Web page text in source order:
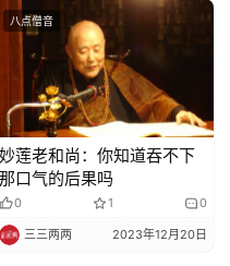
八点僧音
妙莲老和尚：你知道吞不下
那口气的后果吗
0 1 0
三三两两 2023年12月20日